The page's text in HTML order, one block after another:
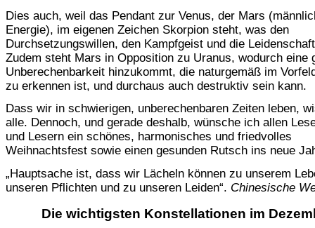
Dies auch, weil das Pendant zur Venus, der Mars
Energie), im eigenen Zeichen Skorpion steht, was den
Durchsetzungswillen, den Kampfgeist und die
Zudem steht Mars in Opposition zu Uranus, wodurch eine
Unberechenbarkeit hinzukommt, die naturgemäß im
zu erkennen ist, und durchaus auch destruktiv sein kann.
Dass wir in schwierigen, unberechenbaren Zeiten leben,
alle. Dennoch, und gerade deshalb, wünsche ich allen
und Lesern ein schönes, harmonisches und friedvolles
Weihnachtsfest sowie einen gesunden Rutsch ins neue
„Hauptsache ist, dass wir Lächeln können zu unserem
unseren Pflichten und zu unseren Leiden“. Chinesische
Die wichtigsten Konstellationen im